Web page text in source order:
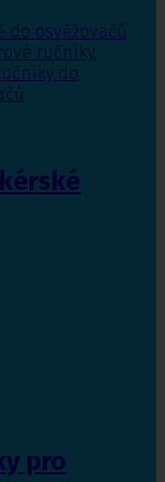
do osvěžovačů
ručníky,
do
pro